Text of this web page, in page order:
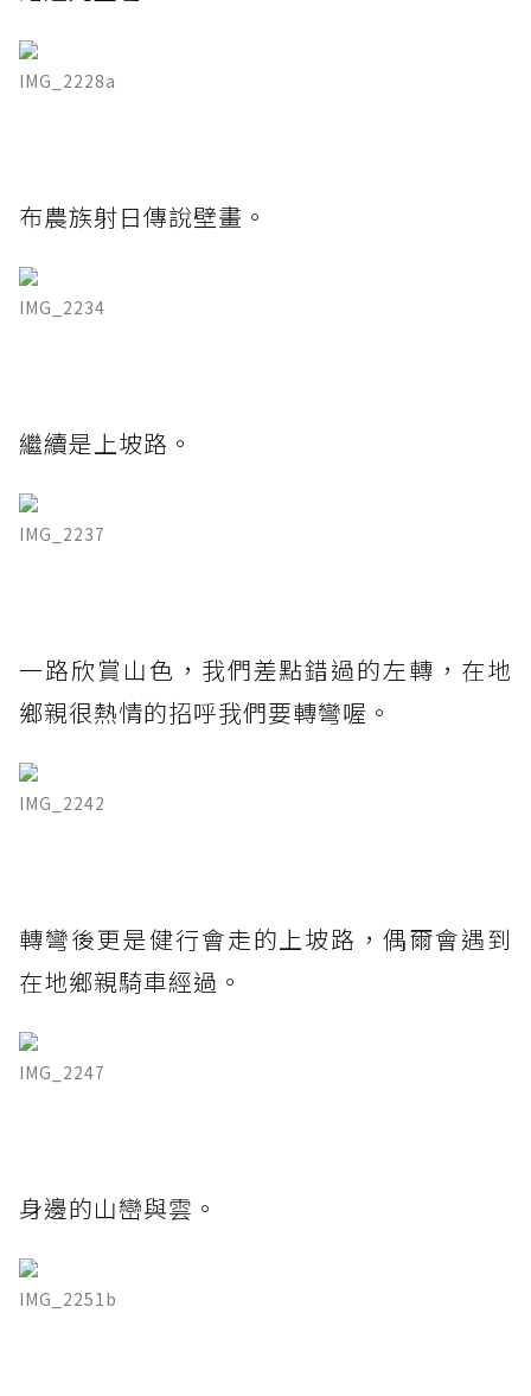
IMG_2228a
布農族射日傳說壁畫。
IMG_2234
繼續是上坡路。
IMG_2237
一路欣賞山色，我們差點錯過的左轉，在地
鄉親很熱情的招呼我們要轉彎喔。
IMG_2242
轉彎後更是健行會走的上坡路，偶爾會遇到
在地鄉親騎車經過。
IMG_2247
身邊的山巒與雲。
IMG_2251b